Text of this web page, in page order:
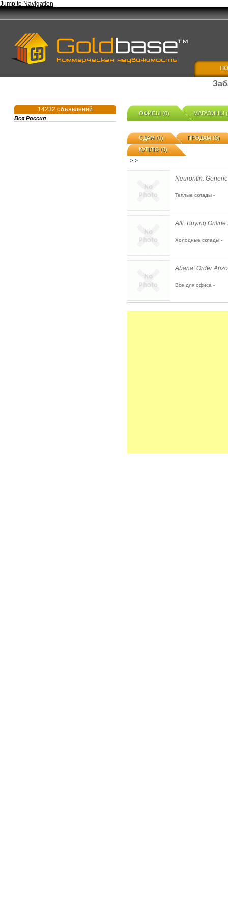
Jump to Navigation
ОФИСЫ (0) МАГАЗИНЫ
СДАМ (0)
ПРОДАМ (0)
КУПЛЮ (0)
> >
Neurontin:
Теплые склады -
Alli: Buying Online
Холодные склады -
Abana: Order
Все для офиса -
14232 объявлений
Вся Россия